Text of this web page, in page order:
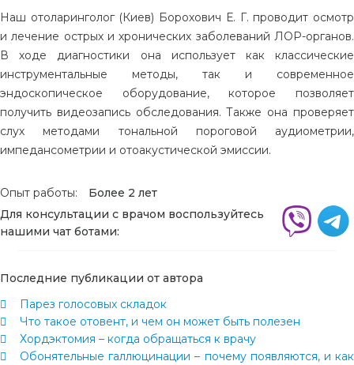
Наш отоларинголог (Киев) Борохович Е. Г. проводит осмотр
и лечение острых и хронических заболеваний ЛОР-органов.
В ходе диагностики она использует как классические
инструментальные методы, так и современное
эндоскопическое оборудование, которое позволяет
получить видеозапись обследования. Также она проверяет
слух методами тональной пороговой аудиометрии,
импедансометрии и отоакустической эмиссии.
Опыт работы:
Более 2 лет
Для консультации с врачом воспользуйтесь
нашими чат ботами:
Последние публикации от автора
Парез голосовых складок
Что такое отовент, и чем он может быть полезен
Хордэктомия – когда обращаться к врачу
Обонятельные галлюцинации – почему появляются, и как